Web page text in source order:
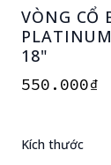
VÒNG CỔ
18"
550.000₫
Kích thước